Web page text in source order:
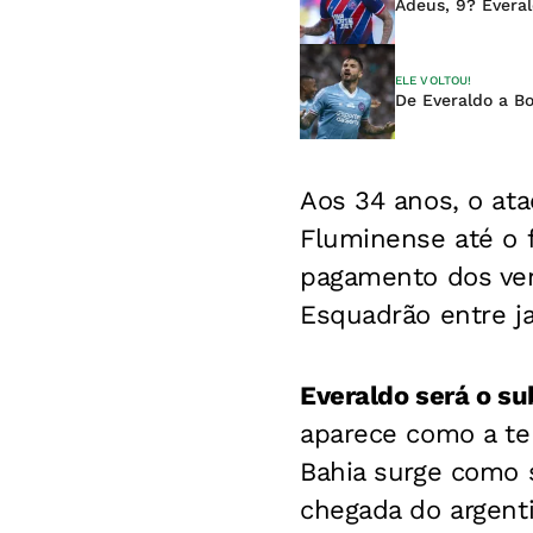
Adeus, 9?
ELE VOLTOU!
De Everaldo a
Aos 34 anos, o
Fluminense até o
pagamento dos
Esquadrão entre
Everaldo será o
aparece como a
Bahia surge
chegada do